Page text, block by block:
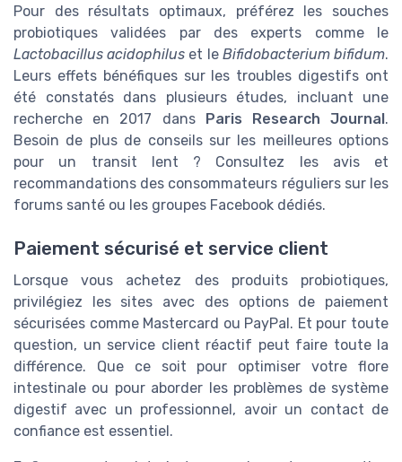
Pour des résultats optimaux, préférez les souches
probiotiques validées par des experts comme le
Lactobacillus acidophilus et le Bifidobacterium bifidum.
Leurs effets bénéfiques sur les troubles digestifs ont
été constatés dans plusieurs études, incluant une
recherche en 2017 dans Paris Research Journal.
Besoin de plus de conseils sur les meilleures options
pour un transit lent ? Consultez les avis et
recommandations des consommateurs réguliers sur les
forums santé ou les groupes Facebook dédiés.
Paiement sécurisé et service client
Lorsque vous achetez des produits probiotiques,
privilégiez les sites avec des options de paiement
sécurisées comme Mastercard ou PayPal. Et pour toute
question, un service client réactif peut faire toute la
différence. Que ce soit pour optimiser votre flore
intestinale ou pour aborder les problèmes de système
digestif avec un professionnel, avoir un contact de
confiance est essentiel.